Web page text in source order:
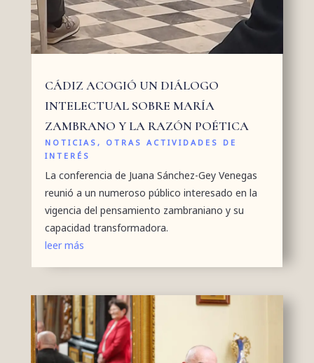
CÁDIZ ACOGIÓ UN DIÁLOGO
INTELECTUAL SOBRE MARÍA
ZAMBRANO Y LA RAZÓN POÉTICA
NOTICIAS, OTRAS ACTIVIDADES DE
INTERÉS
La conferencia de Juana Sánchez-Gey Venegas
reunió a un numeroso público interesado en la
vigencia del pensamiento zambraniano y su
capacidad transformadora.
leer más